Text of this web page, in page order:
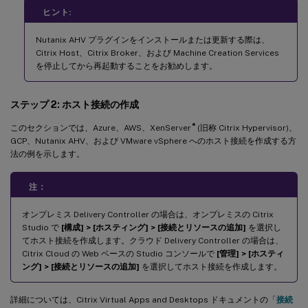
ヒント:
Nutanix AHV プラグインをインストールまたは更新する際は、
Citrix Host、Citrix Broker、および Machine Creation Services
を停止してから再起動することをお勧めします。
ステップ 2: ホスト接続の作成
このセクションでは、Azure、AWS、XenServer ®(旧称 Citrix Hypervisor)、
GCP、Nutanix AHV、および VMware vSphere へのホスト接続を作成する方
法の例を示します。
注：
オンプレミス Delivery Controller の場合は、オンプレミスの Citrix
Studio で [構成] > [ホスティング] > [接続とリソースの追加] を選択し
てホスト接続を作成します。クラウド Delivery Controller の場合は、
Citrix Cloud の Web ベースの Studio コンソールで [管理] > [ホスティ
ング] > [接続とリソースの追加] を選択してホスト接続を作成します。
詳細については、Citrix Virtual Apps and Desktops ドキュメントの「 接続